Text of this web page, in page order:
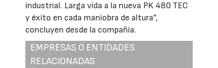
industrial. Larga vida a la nueva PK 480 TEC
y éxito en cada maniobra de altura”,
concluyen desde la compañía.
EMPRESAS O ENTIDADES
RELACIONADAS